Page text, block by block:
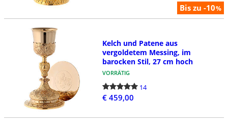
Bis zu -10%
Kelch und Patene aus
vergoldetem Messing, im
barocken Stil, 27 cm hoch
VORRÄTIG
14
€ 459,00